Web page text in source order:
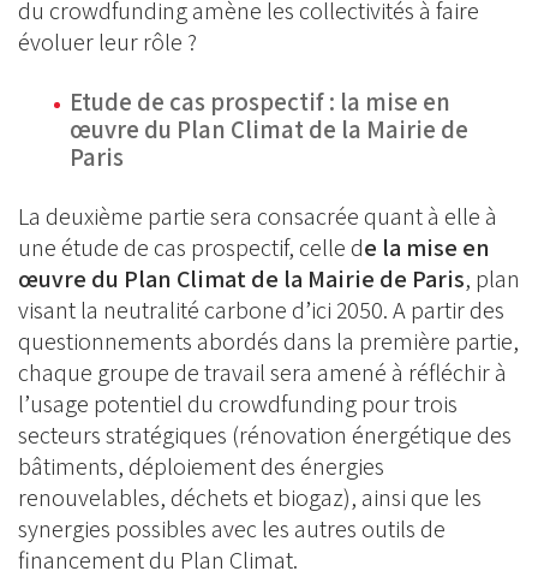
du crowdfunding amène les collectivités à faire
évoluer leur rôle ?
Etude de cas prospectif : la mise en
œuvre du Plan Climat de la Mairie de
Paris
La deuxième partie sera consacrée quant à elle à
une étude de cas prospectif, celle de la mise en
œuvre du Plan Climat de la Mairie de Paris, plan
visant la neutralité carbone d’ici 2050. A partir des
questionnements abordés dans la première partie,
chaque groupe de travail sera amené à réfléchir à
l’usage potentiel du crowdfunding pour trois
secteurs stratégiques (rénovation énergétique des
bâtiments, déploiement des énergies
renouvelables, déchets et biogaz), ainsi que les
synergies possibles avec les autres outils de
financement du Plan Climat.